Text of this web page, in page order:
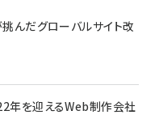
んだグローバルサイト改
年を迎えるWeb制作会社